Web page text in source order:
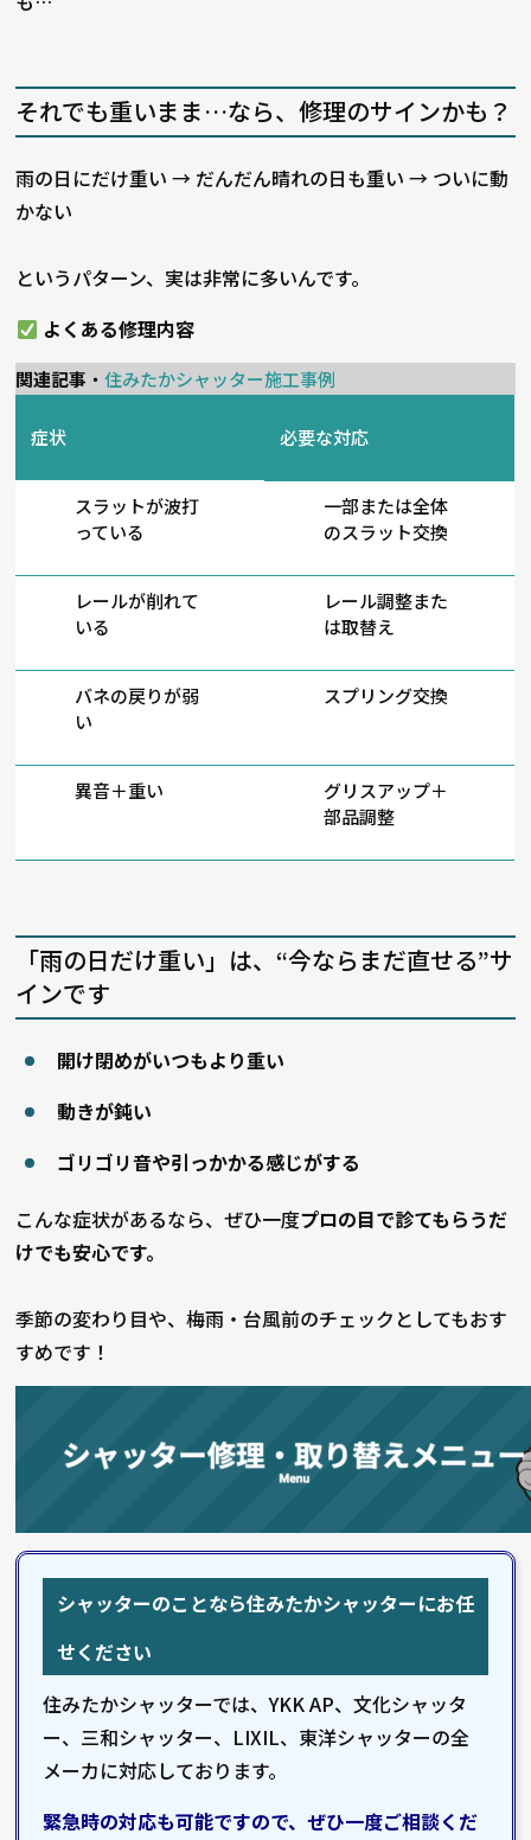
それでも重いまま…なら、修理のサインかも？
雨の日にだけ重い → だんだん晴れの日も重い → ついに動
かない
というパターン、実は非常に多いんです。
よくある修理内容
関連記事 ・住みたかシャッター施工事例
症状 必要な対応
スラットが波打
っている
一部または全体
のスラット交換
レールが削れて
いる
レール調整また
は取替え
バネの戻りが弱
い
スプリング交換
異音＋重い
グリスアップ＋
部品調整
「雨の日だけ重い」は、“今ならまだ直せる”サ
インです
開け閉めがいつもより重い
動きが鈍い
ゴリゴリ音や引っかかる感じがする
こんな症状があるなら、ぜひ一度プロの目で診てもらうだ
けでも安心です。
季節の変わり目や、梅雨・台風前のチェックとしてもおす
すめです！
シャッターのことなら住みたかシャッターにお任
せください
住みたかシャッターでは、YKK AP、文化シャッタ
ー、三和シャッター、LIXIL、東洋シャッターの全
メーカに対応しております。
緊急時の対応も可能ですので、ぜひ一度ご相談くだ